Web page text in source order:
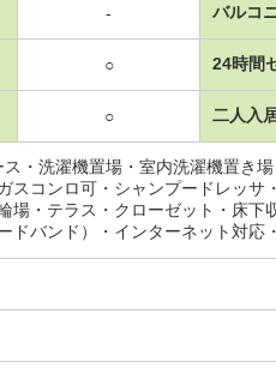
- バルコ
○ 24時間
○ 二人入
・洗濯機置場・室内洗濯機置き
スコンロ可・シャンプードレッ
場・テラス・クローゼット・床下
ドバンド）・インターネット対応